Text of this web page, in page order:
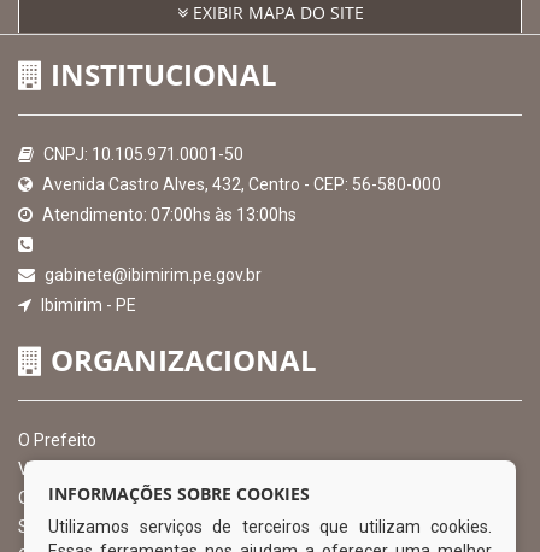
EXIBIR MAPA DO SITE
INSTITUCIONAL
CNPJ: 10.105.971.0001-50
Avenida Castro Alves, 432, Centro - CEP: 56-580-000
Atendimento: 07:00hs às 13:00hs
gabinete@ibimirim.pe.gov.br
Ibimirim - PE
ORGANIZACIONAL
O Prefeito
Vice Prefeito
Ouvidoria Municipal
Serviço de Informação ao Cidadão – SIC
INFORMAÇÕES SOBRE COOKIES
Utilizamos serviços de terceiros que utilizam cookies.